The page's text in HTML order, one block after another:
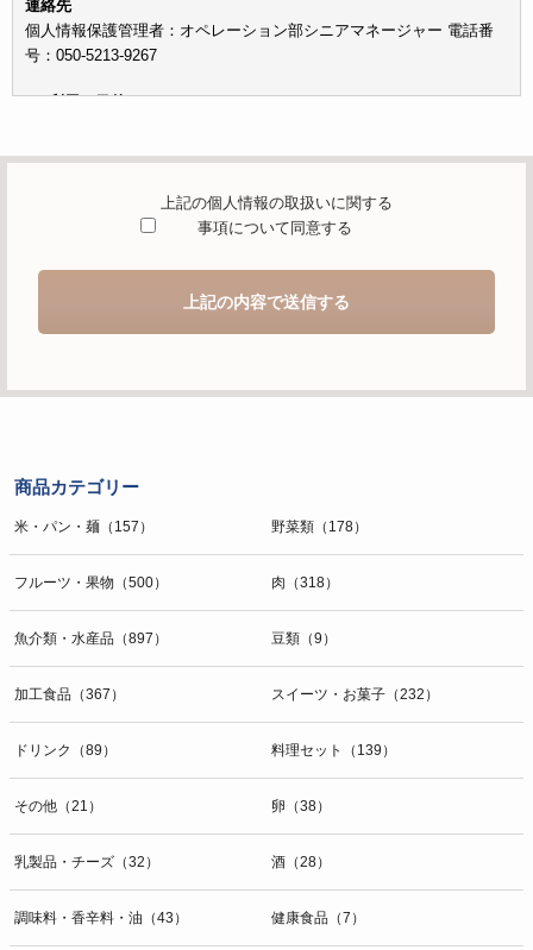
連絡先
個人情報保護管理者：オペレーション部シニアマネージャー 電話番
号：050-5213-9267
c）利用の目的
を適切に受け付け、当社が提供するサービスに関する情報を電子メー
d）個人情報を第三者に提供することが予定される場合の事項
情報を第三者に提供することはありません。
す。
的の通知・開示・内容の訂正・追加または削除・利用の停止・消去お
よび第三者への提供の停止（「開示等」といいます。）に応じます。
g）本人が個人情報を与えることの任意性及び当該情報を与えなかっ
た場合に本人に生じる結果
個人情報の提供は任意と致しますが、当社が依頼する情報の提供がな
い場合、内容が正確でない場合はサービスの提供やご対応等に支障を
きたす可能性がございますのでご了承下さい。
スログ、Cookie（クッキー）等を用いて管理しています。これらに
は、お客様のお名前、ご住所、電話番号、電子メールアドレスなど、
お客様を特定する個人情報は一切含まれておりません。
個人情報に関する問合わせ窓口
〒106-0044 東京都港区東麻布一丁目２７番１号 東麻布食文化ビル４
上記の個人情報の取扱いに関する
事項について同意する
上記の内容で送信する
商品カテゴリー
米・パン・麺（157） 野菜類（178）
フルーツ・果物（500） 肉（318）
魚介類・水産品（897） 豆類（9）
加工食品（367） スイーツ・お菓子（232）
ドリンク（89） 料理セット（139）
その他（21） 卵（38）
乳製品・チーズ（32） 酒（28）
調味料・香辛料・油（43） 健康食品（7）